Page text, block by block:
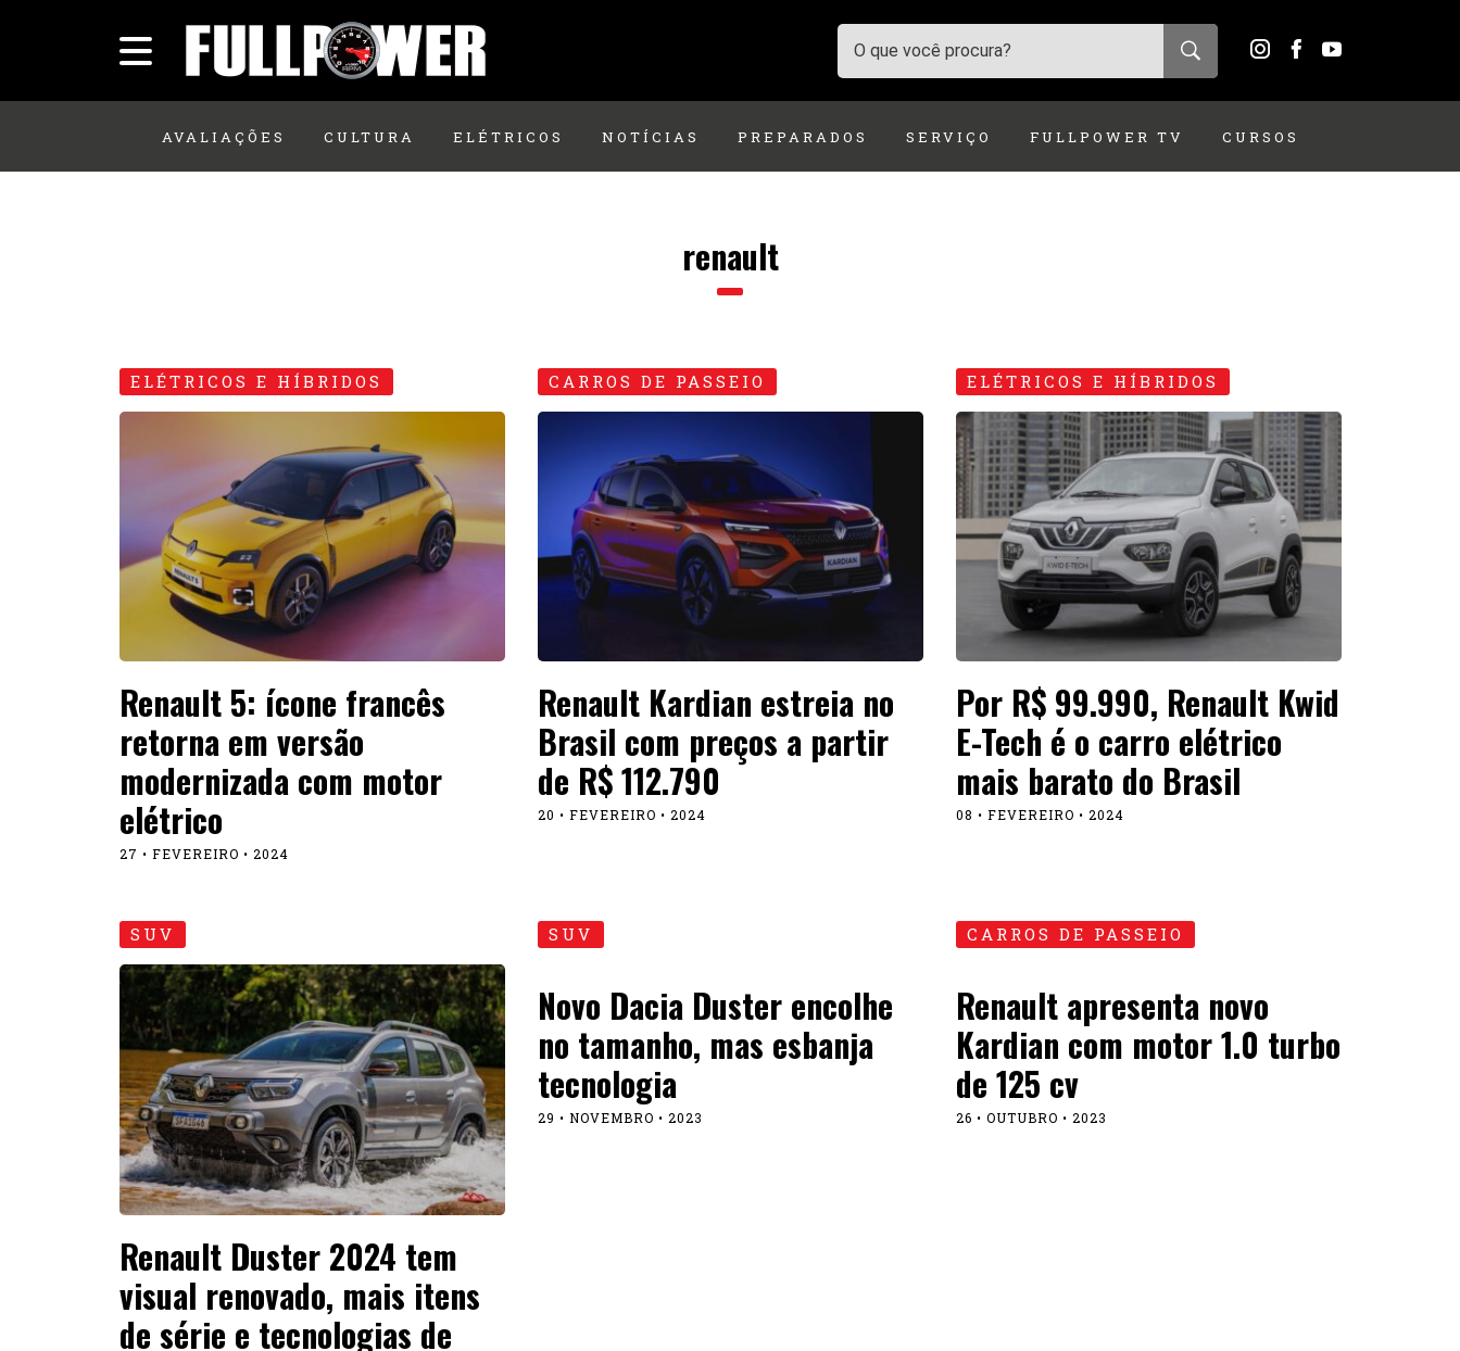
AVALIAÇÕES CULTURA ELÉTRICOS NOTÍCIAS PREPARADOS SERVIÇO FULLPOWER TV CURSOS
renault
ELÉTRICOS E HÍBRIDOS
Renault 5: ícone francês
retorna em versão
modernizada com motor
elétrico
27 • FEVEREIRO • 2024
CARROS DE PASSEIO
Renault Kardian estreia no
Brasil com preços a partir
de R$ 112.790
20 • FEVEREIRO • 2024
ELÉTRICOS E HÍBRIDOS
Por R$ 99.990, Renault Kwid
E-Tech é o carro elétrico
mais barato do Brasil
08 • FEVEREIRO • 2024
SUV
Renault Duster 2024 tem
visual renovado, mais itens
de série e tecnologias de
SUV
Novo Dacia Duster encolhe
no tamanho, mas esbanja
tecnologia
29 • NOVEMBRO • 2023
CARROS DE PASSEIO
Renault apresenta novo
Kardian com motor 1.0 turbo
de 125 cv
26 • OUTUBRO • 2023